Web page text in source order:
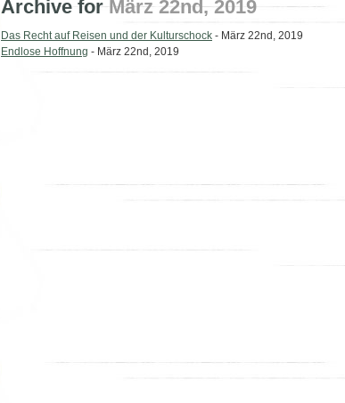
Archive for März 22nd, 2019
Das Recht auf Reisen und der Kulturschock - März 22nd, 2019
Endlose Hoffnung - März 22nd, 2019